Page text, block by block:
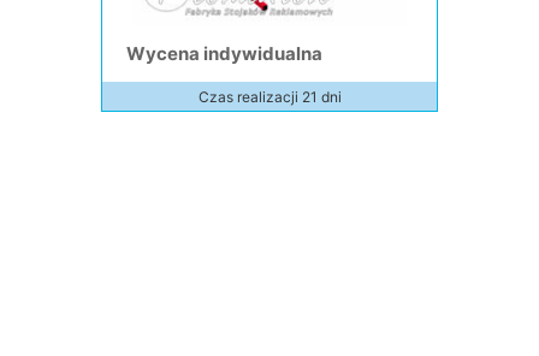
Wycena indywidualna
Czas realizacji 21 dni